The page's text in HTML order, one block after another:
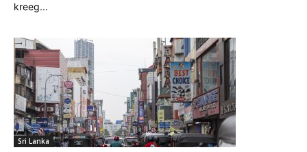
kreeg...
Sri Lanka